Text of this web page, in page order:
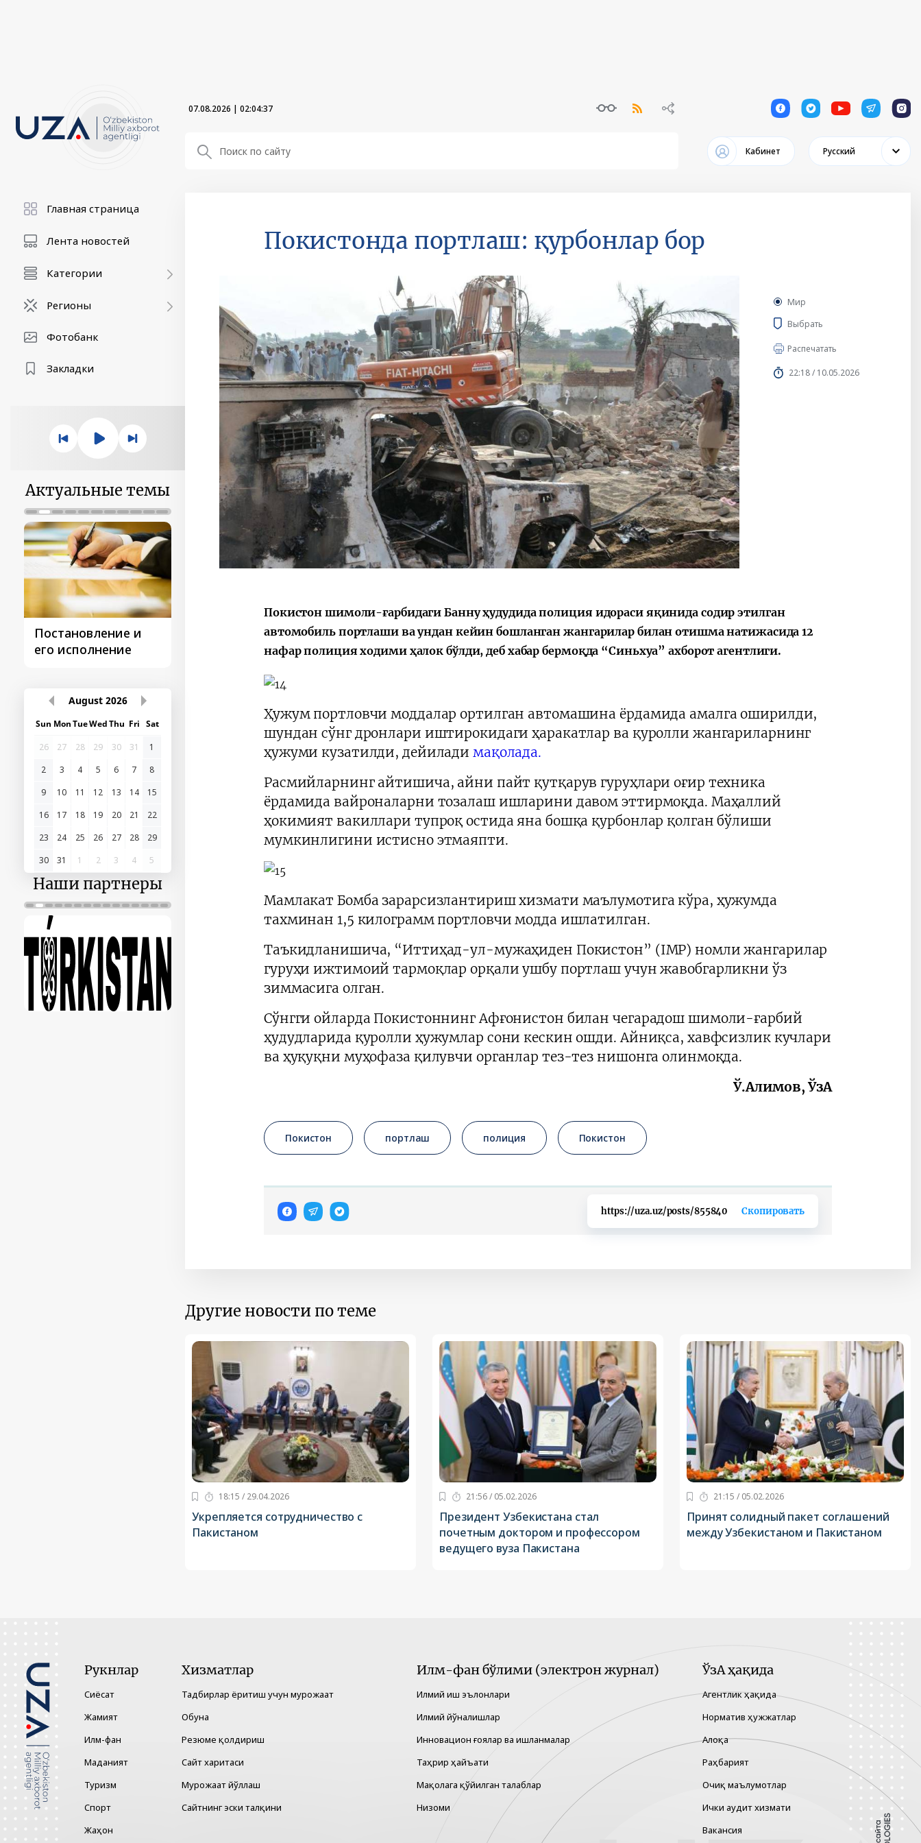
07.08.2026 | 02:04:37 1 1 1 1 1
Кабинет Русский
Главная страница
Лента новостей
Категории
Регионы
Фотобанк
Закладки
Актуальные темы
Постановление и
его исполнение
Президента
Поручение
Президента – в
Видеоселекторные
совещания под
Мирзиёева
После визита
Президента…
August 2026
Sun MonTueWedThu Fri Sat
26
27 28 29 30 31
1
2
3 4 5 6 7
8
9
10 11 12 13 14
15
16
17 18 19 20 21
22
23
24 25 26 27 28
29
30
31 1 2 3 4 5
Наши партнеры
Покистонда портлаш: қурбонлар бор
Мир
Выбрать
Распечатать
22:18 / 10.05.2026
Покистон шимоли-ғарбидаги Банну ҳудудида полиция идораси яқинида содир этилган
автомобиль портлаши ва ундан кейин бошланган жангарилар билан отишма натижасида 12
нафар полиция ходими ҳалок бўлди, деб хабар бермоқда “Синьхуа” ахборот агентлиги.
Ҳужум портловчи моддалар ортилган автомашина ёрдамида амалга оширилди,
шундан сўнг дронлари иштирокидаги ҳаракатлар ва қуролли жангариларнинг
ҳужуми кузатилди, дейиладимақолада.
Расмийларнинг айтишича, айни пайт қутқарув гуруҳлари оғир техника
ёрдамида вайроналарни тозалаш ишларини давом эттирмоқда. Маҳаллий
ҳокимият вакиллари тупроқ остида яна бошқа қурбонлар қолган бўлиши
мумкинлигини истисно этмаяпти.
Мамлакат Бомба зарарсизлантириш хизмати маълумотига кўра, ҳужумда
тахминан 1,5 килограмм портловчи модда ишлатилган.
Таъкидланишича, “Иттиҳад-ул-мужаҳиден Покистон” (IMP) номли жангарилар
гуруҳи ижтимоий тармоқлар орқали ушбу портлаш учун жавобгарликни ўз
зиммасига олган.
Сўнгги ойларда Покистоннинг Афғонистон билан чегарадош шимоли-ғарбий
ҳудудларида қуролли ҳужумлар сони кескин ошди. Айниқса, хавфсизлик кучлари
ва ҳуқуқни муҳофаза қилувчи органлар тез-тез нишонга олинмоқда.
Ў.Алимов, ЎзА
Покистон портлаш полиция Покистон
https://uza.uz/posts/855840 Скопировать
Другие новости по теме
18:15 / 29.04.2026
Укрепляется сотрудничество с
Пакистаном
21:56 / 05.02.2026
Президент Узбекистана стал
почетным доктором и профессором
ведущего вуза Пакистана
21:15 / 05.02.2026
Принят солидный пакет соглашений
между Узбекистаном и Пакистаном
Рукнлар
Сиёсат
Жамият
Илм-фан
Маданият
Туризм
Спорт
Жаҳон
Хизматлар
Тадбирлар ёритиш учун мурожаат
Обуна
Резюме қолдириш
Сайт харитаси
Мурожаат йўллаш
Сайтнинг эски талқини
Илм-фан бўлими (электрон журнал)
Илмий иш эълонлари
Илмий йўналишлар
Инновацион ғоялар ва ишланмалар
Таҳрир ҳайъати
Мақолага қўйилган талаблар
Низоми
ЎзА ҳақида
Агентлик ҳақида
Норматив ҳужжатлар
Алоқа
Раҳбарият
Очиқ маълумотлар
Ички аудит хизмати
Вакансия